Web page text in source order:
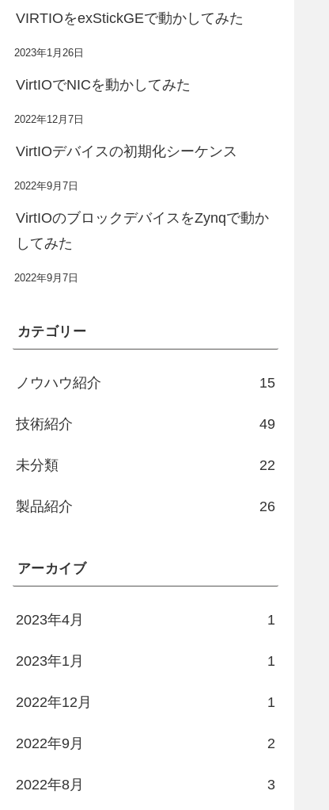
VIRTIOをexStickGEで動かしてみた
2023年1月26日
VirtIOでNICを動かしてみた
2022年12月7日
VirtIOデバイスの初期化シーケンス
2022年9月7日
VirtIOのブロックデバイスをZynqで動か
してみた
2022年9月7日
カテゴリー
ノウハウ紹介 15
技術紹介 49
未分類 22
製品紹介 26
アーカイブ
2023年4月 1
2023年1月 1
2022年12月 1
2022年9月 2
2022年8月 3